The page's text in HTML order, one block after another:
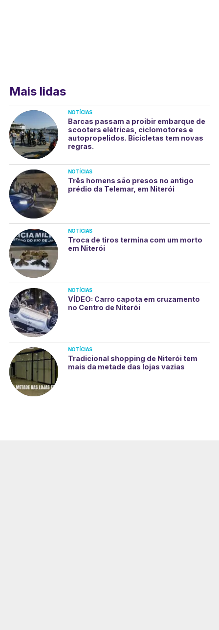
Mais lidas
NOTÍCIAS
Barcas passam a proibir embarque de
scooters elétricas, ciclomotores e
autopropelidos. Bicicletas tem novas
regras.
NOTÍCIAS
Três homens são presos no antigo
prédio da Telemar, em Niterói
NOTÍCIAS
Troca de tiros termina com um morto
em Niterói
NOTÍCIAS
VÍDEO: Carro capota em cruzamento
no Centro de Niterói
NOTÍCIAS
Tradicional shopping de Niterói tem
mais da metade das lojas vazias